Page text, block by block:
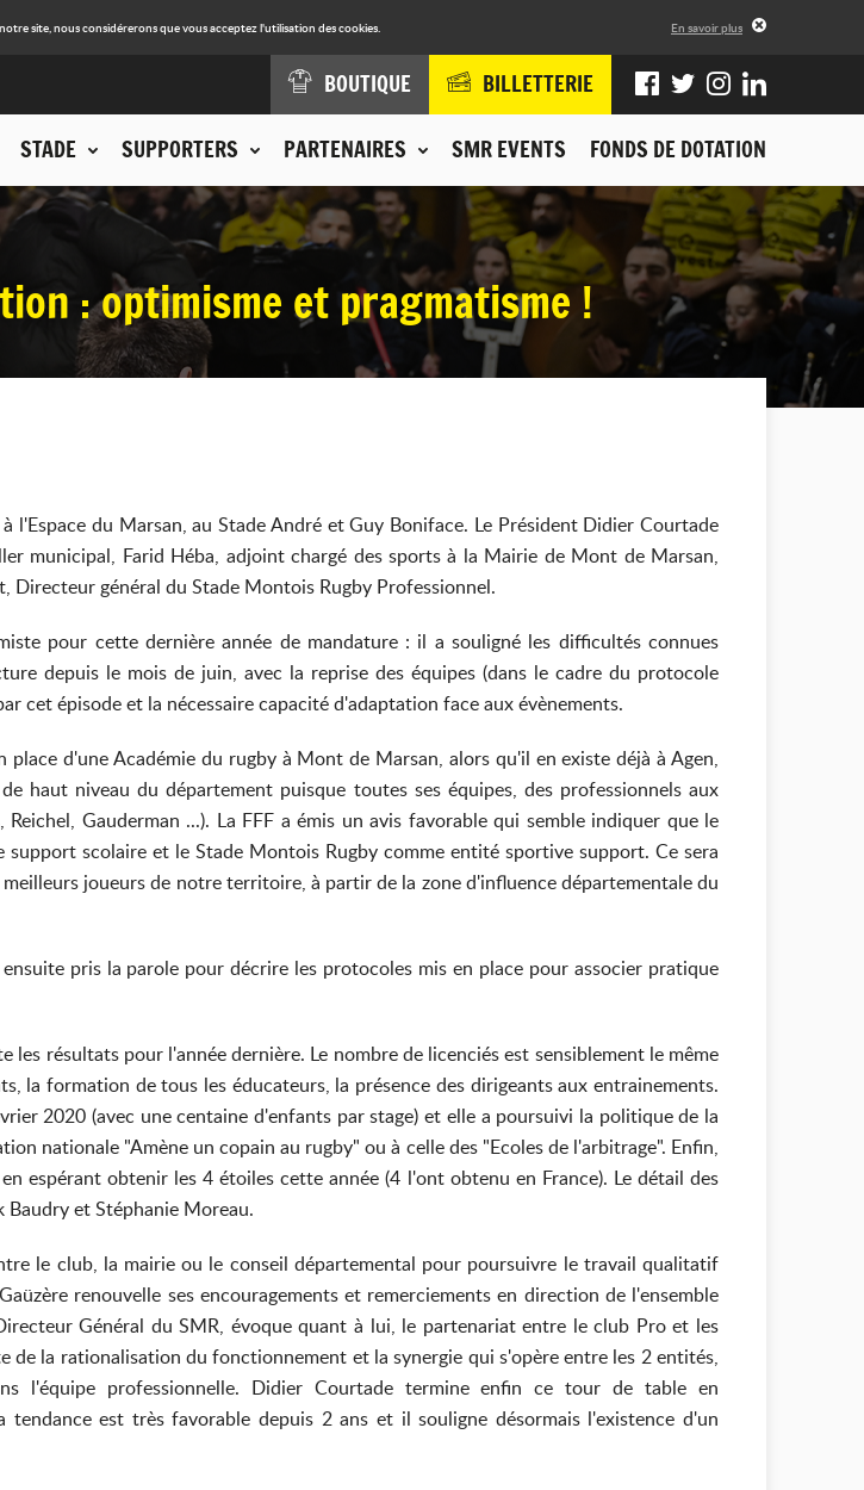
site, nous considérerons que vous acceptez l'utilisation des cookies. En savoir plus
STADE SUPPORTERS PARTENAIRES SMR EVENTS FONDS DE DOTATION
BOUTIQUE BILLETTERIE
: optimisme et pragmatisme !
l'Espace du Marsan, au Stade André et Guy Boniface. Le Président Didier Courtade
municipal, Farid Héba, adjoint chargé des sports à la Mairie de Mont de Marsan,
général du Stade Montois Rugby Professionnel.
pour cette dernière année de mandature : il a souligné les difficultés connues
depuis le mois de juin, avec la reprise des équipes (dans le cadre du protocole
cet épisode et la nécessaire capacité d'adaptation face aux évènements.
d'une Académie du rugby à Mont de Marsan, alors qu'il en existe déjà à Agen,
haut niveau du département puisque toutes ses équipes, des professionnels aux
Gauderman ...). La FFF a émis un avis favorable qui semble indiquer que le
scolaire et le Stade Montois Rugby comme entité sportive support. Ce sera
joueurs de notre territoire, à partir de la zone d'influence départementale du
pris la parole pour décrire les protocoles mis en place pour associer pratique
les résultats pour l'année dernière. Le nombre de licenciés est sensiblement le même
la formation de tous les éducateurs, la présence des dirigeants aux entrainements.
2020 (avec une centaine d'enfants par stage) et elle a poursuivi la politique de la
nationale "Amène un copain au rugby" ou à celle des "Ecoles de l'arbitrage". Enfin,
espérant obtenir les 4 étoiles cette année (4 l'ont obtenu en France). Le détail des
Baudry et Stéphanie Moreau.
le club, la mairie ou le conseil départemental pour poursuivre le travail qualitatif
renouvelle ses encouragements et remerciements en direction de l'ensemble
Général du SMR, évoque quant à lui, le partenariat entre le club Pro et les
de la rationalisation du fonctionnement et la synergie qui s'opère entre les 2 entités,
l'équipe professionnelle. Didier Courtade termine enfin ce tour de table en
est très favorable depuis 2 ans et il souligne désormais l'existence d'un